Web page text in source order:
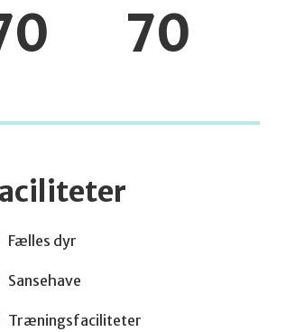
70
Fælles dyr
Sansehave
Træningsfaciliteter